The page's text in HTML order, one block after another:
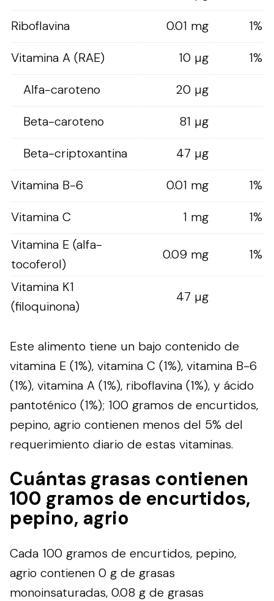
Riboflavina
0.01 mg
1%
Vitamina A (RAE)
10 µg
1%
Alfa-caroteno
20 µg
Beta-caroteno
81 µg
Beta-criptoxantina
47 µg
Vitamina B-6
0.01 mg
1%
Vitamina C
1 mg
1%
Vitamina E (alfa-
tocoferol)
0.09 mg 1%
Vitamina K1
(filoquinona)
47 µg
Este alimento tiene un bajo contenido de
vitamina E (1%), vitamina C (1%), vitamina B-6
(1%), vitamina A (1%), riboflavina (1%), y ácido
pantoténico (1%); 100 gramos de encurtidos,
pepino, agrio contienen menos del 5% del
requerimiento diario de estas vitaminas.
Cuántas grasas contienen
100 gramos de encurtidos,
pepino, agrio
Cada 100 gramos de encurtidos, pepino,
agrio contienen 0 g de grasas
monoinsaturadas, 0.08 g de grasas